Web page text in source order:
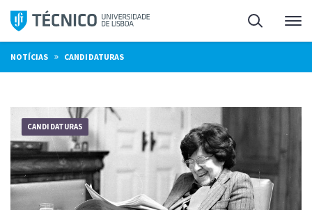
Saltar
para
o
conteúdo
Pesquisa
NOTÍCIAS » CANDIDATURAS
CANDIDATURAS